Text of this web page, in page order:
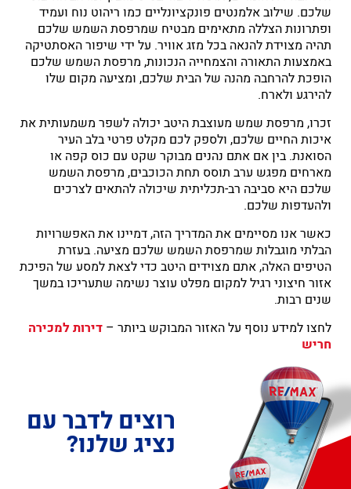
שלכם. שילוב אלמנטים פונקציונליים כמו ריהוט נוח ועמיד
ופתרונות הצללה מתאימים מבטיח שמרפסת השמש שלכם
תהיה מצוידת להנאה בכל מזג אוויר. על ידי שיפור האסתטיקה
באמצעות התאורה והצמחייה הנכונות, מרפסת השמש שלכם
הופכת להרחבה מהנה של הבית שלכם, ומציעה מקום שלו
להירגע ולארח.
זכרו, מרפסת שמש מעוצבת היטב יכולה לשפר משמעותית את
איכות החיים שלכם, ולספק לכם מקלט פרטי בלב העיר
הסואנת. בין אם אתם נהנים מבוקר שקט עם כוס קפה או
מארחים מפגש ערב תוסס תחת הכוכבים, מרפסת השמש
שלכם היא סביבה רב-תכליתית שיכולה להתאים לצרכים
ולהעדפות שלכם.
כאשר אנו מסיימים את המדריך הזה, דמיינו את האפשרויות
הבלתי מוגבלות שמרפסת השמש שלכם מציעה. בעזרת
הטיפים האלה, אתם מצוידים היטב כדי לצאת למסע של הפיכת
אזור חיצוני רגיל למקום מפלט עוצר נשימה שתעריכו במשך
שנים רבות.
לחצו למידע נוסף על האזור המבוקש ביותר – דירות למכירה
חריש
רוצים לדבר עם
נציג שלנו?